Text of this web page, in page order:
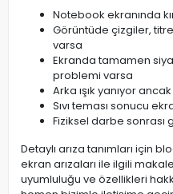
Notebook ekranında
Görüntüde çizgiler,
varsa
Ekranda tamamen
problemi varsa
Arka ışık yanıyor
Sıvı teması sonucu
Fiziksel darbe
Detaylı arıza tanımları için
ekran arızaları ile ilgili
uyumluluğu ve özellikleri